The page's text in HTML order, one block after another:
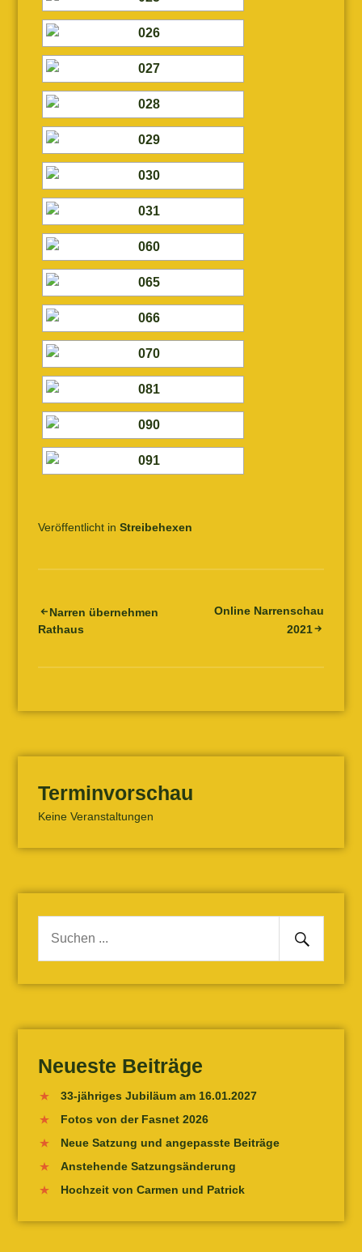
Veröffentlicht in Streibehexen
Beitrags-
Narren übernehmen
Rathaus
Online Narrenschau
2021
Terminvorschau
Keine Veranstaltungen
Suche
Senden
Neueste Beiträge
33-jähriges Jubiläum am 16.01.2027
Fotos von der Fasnet 2026
Neue Satzung und angepasste Beiträge
Anstehende Satzungsänderung
Hochzeit von Carmen und Patrick